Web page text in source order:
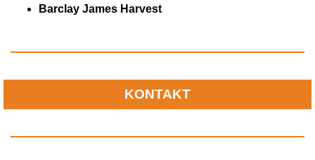
Barclay James Harvest
KONTAKT